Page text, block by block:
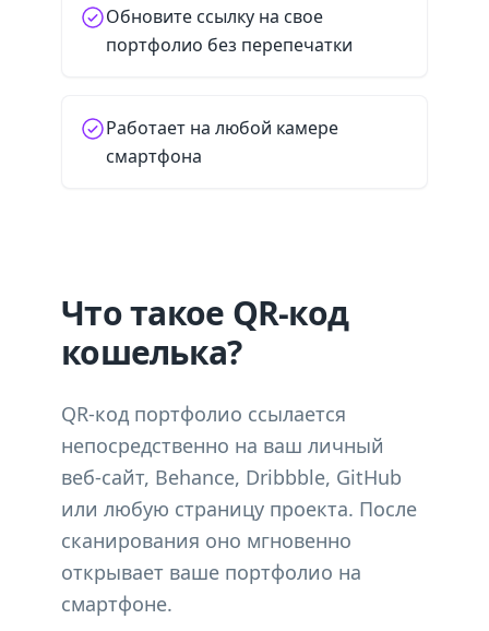
Обновите ссылку на свое
портфолио без перепечатки
Работает на любой камере
смартфона
Что такое QR-код
кошелька?
QR-код портфолио ссылается
непосредственно на ваш личный
веб-сайт, Behance, Dribbble, GitHub
или любую страницу проекта. После
сканирования оно мгновенно
открывает ваше портфолио на
смартфоне.